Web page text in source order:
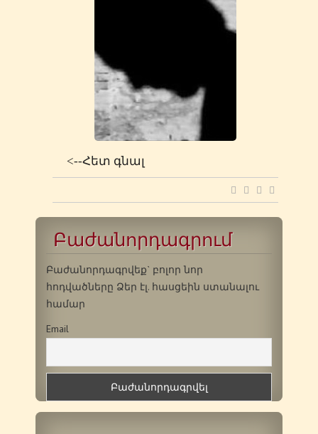
<--Հետ գնալ
Բաժանորդագրում
Բաժանորդագրվեք` բոլոր նոր
հոդվածները Ձեր էլ. հասցեին ստանալու
համար
Email